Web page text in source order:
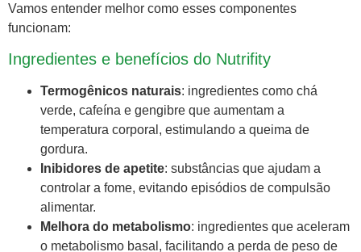
Vamos entender melhor como esses componentes
funcionam:
Ingredientes e benefícios do Nutrifity
Termogênicos naturais: ingredientes como chá
verde, cafeína e gengibre que aumentam a
temperatura corporal, estimulando a queima de
gordura.
Inibidores de apetite: substâncias que ajudam a
controlar a fome, evitando episódios de compulsão
alimentar.
Melhora do metabolismo: ingredientes que aceleram
o metabolismo basal, facilitando a perda de peso de